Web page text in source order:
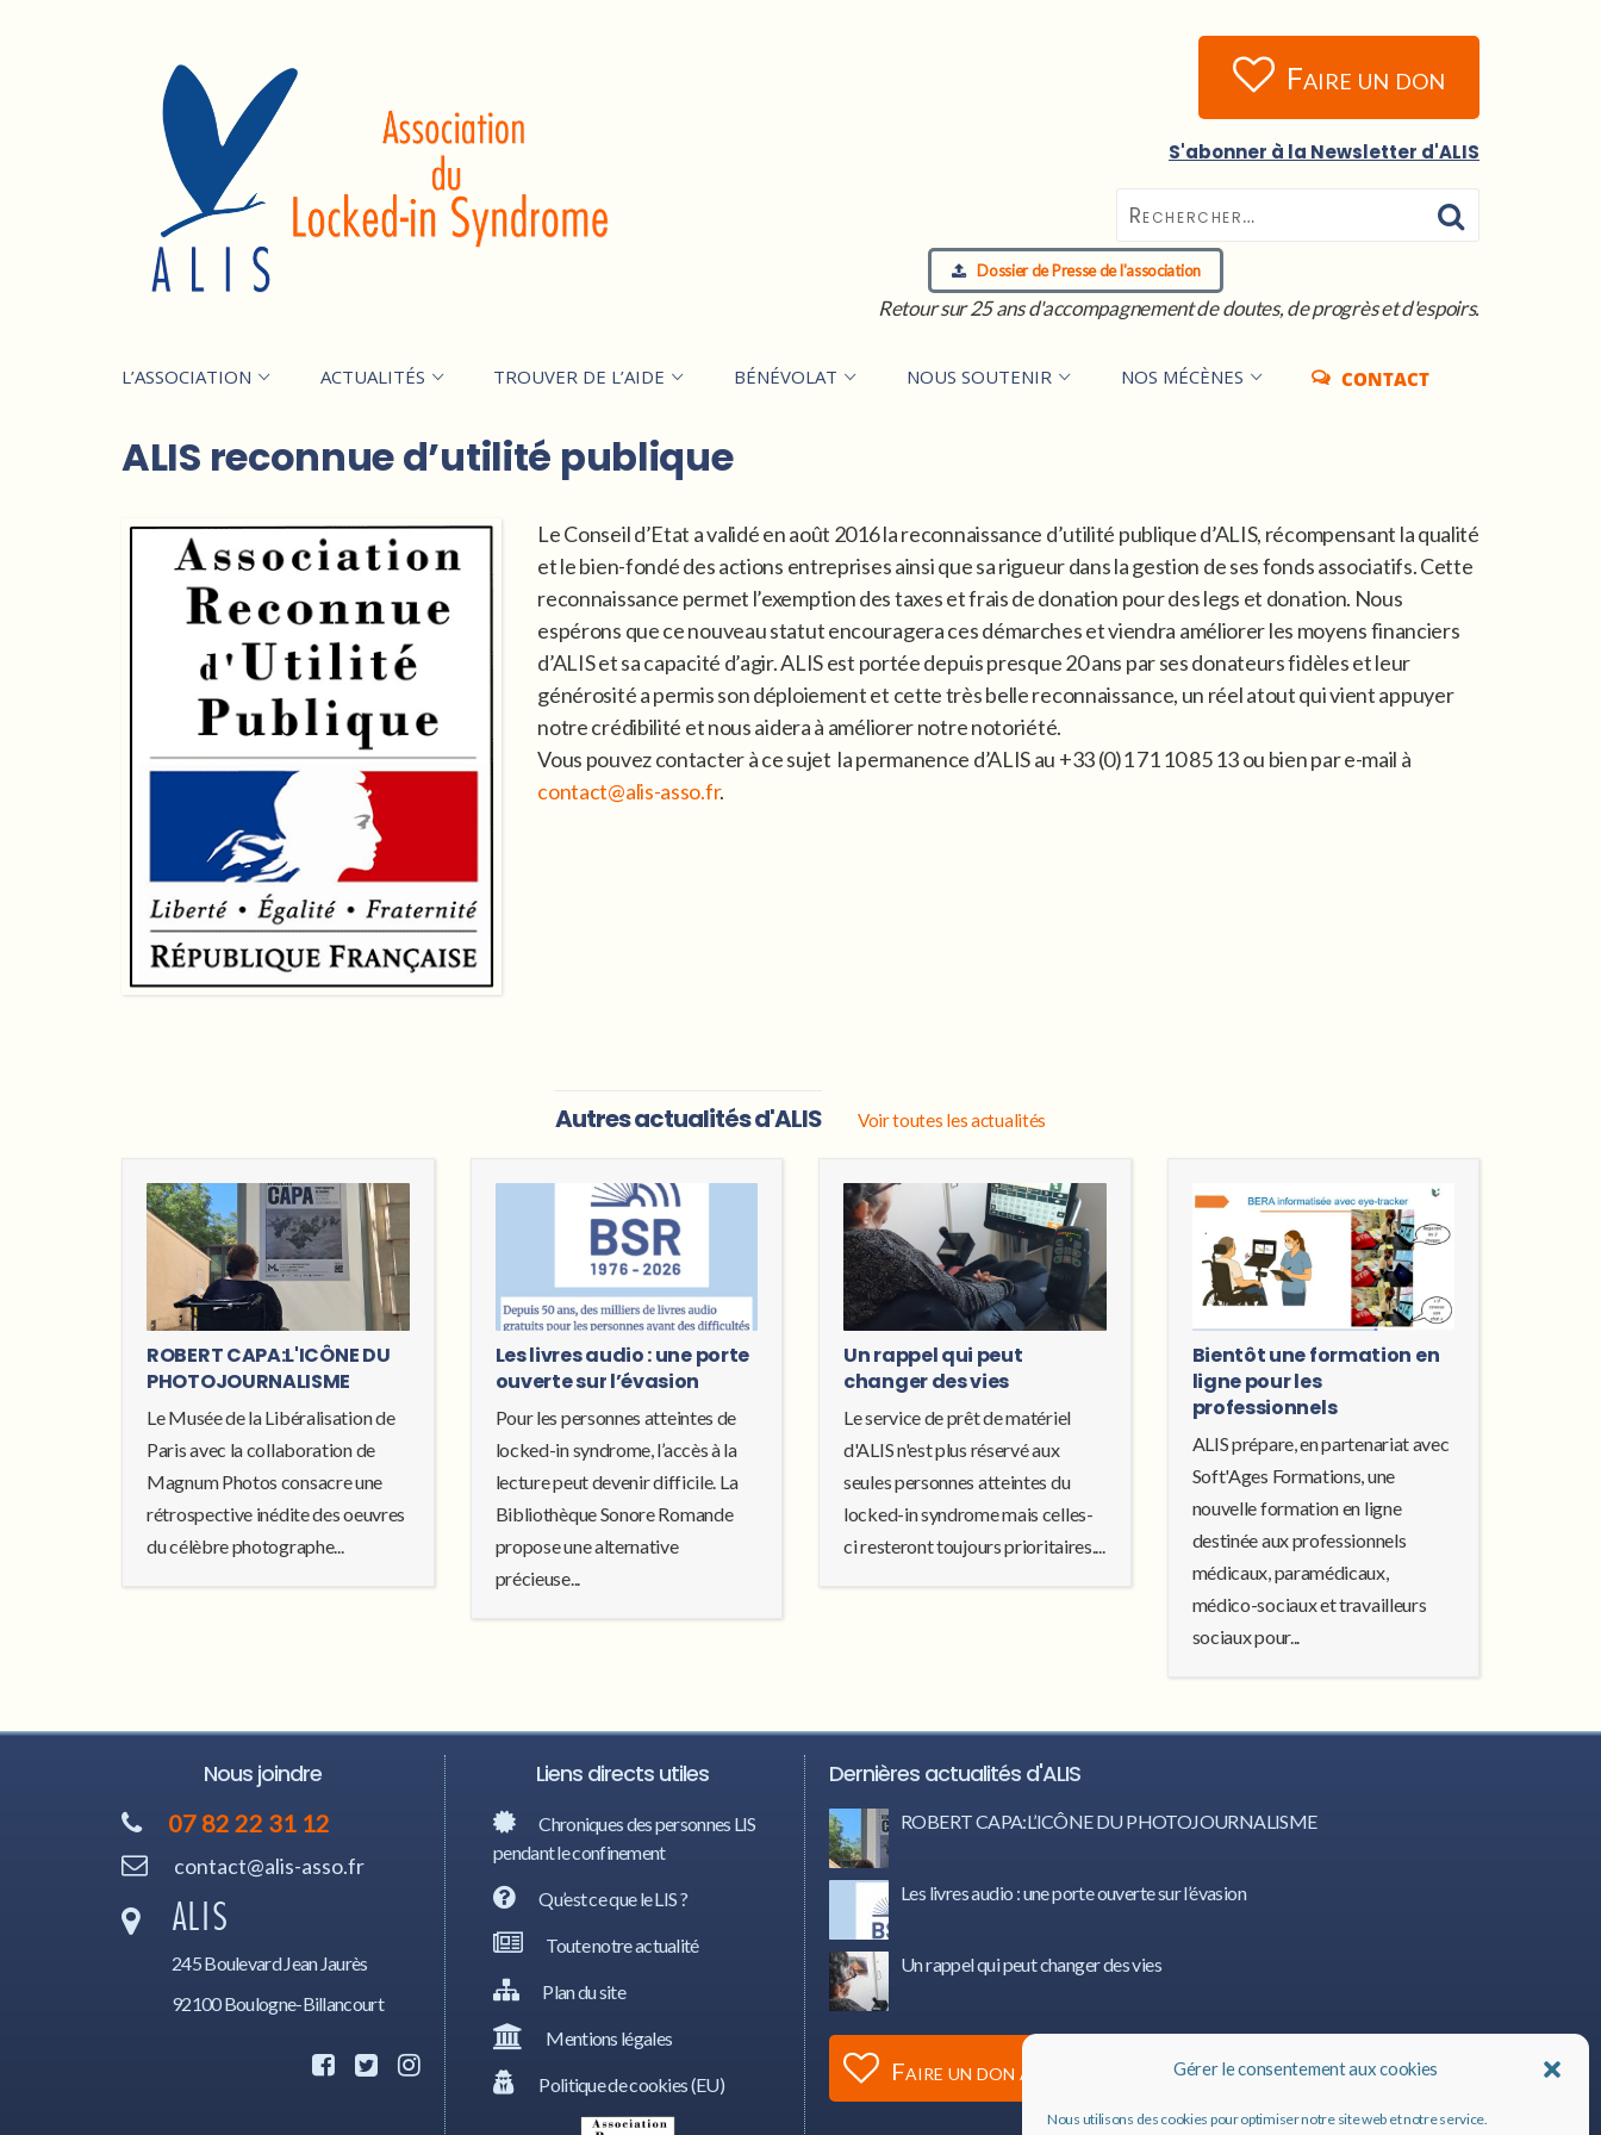
Gérer le consentement aux cookies
Nous utilisons des cookies pour optimiser notre site web et notre service.
Faire un don
S'abonner à la Newsletter d'ALIS
Dossier de Presse de l'association
Retour sur 25 ans d'accompagnement de doutes, de progrès et d'espoirs.
L’ASSOCIATION ACTUALITÉS TROUVER DE L’AIDE BÉNÉVOLAT NOUS SOUTENIR NOS MÉCÈNES CONTACT
ALIS reconnue d’utilité publique
Le Conseil d’Etat a validé en août 2016 la reconnaissance d’utilité publique d’ALIS, récompensant la qualité
et le bien-fondé des actions entreprises ainsi que sa rigueur dans la gestion de ses fonds associatifs. Cette
reconnaissance permet l’exemption des taxes et frais de donation pour des legs et donation. Nous
espérons que ce nouveau statut encouragera ces démarches et viendra améliorer les moyens financiers
d’ALIS et sa capacité d’agir. ALIS est portée depuis presque 20 ans par ses donateurs fidèles et leur
générosité a permis son déploiement et cette très belle reconnaissance, un réel atout qui vient appuyer
notre crédibilité et nous aidera à améliorer notre notoriété.
Vous pouvez contacter à ce sujet la permanence d’ALIS au +33 (0)1 71 10 85 13 ou bien par e-mail à
contact@alis-asso.fr.
Autres actualités d'ALIS Voir toutes les actualités
ROBERT CAPA:L'ICÔNE DU
PHOTOJOURNALISME
Le Musée de la Libéralisation de
Paris avec la collaboration de
Magnum Photos consacre une
rétrospective inédite des oeuvres
du célèbre photographe...
Les livres audio : une porte
ouverte sur l’évasion
Pour les personnes atteintes de
locked-in syndrome, l’accès à la
lecture peut devenir difficile. La
Bibliothèque Sonore Romande
propose une alternative
précieuse...
Un rappel qui peut
changer des vies
Le service de prêt de matériel
d'ALIS n'est plus réservé aux
seules personnes atteintes du
locked-in syndrome mais celles-
ci resteront toujours prioritaires....
Bientôt une formation en
ligne pour les
professionnels
ALIS prépare, en partenariat avec
Soft'Ages Formations, une
nouvelle formation en ligne
destinée aux professionnels
médicaux, paramédicaux,
médico-sociaux et travailleurs
sociaux pour...
Nous joindre
07 82 22 31 12
contact@alis-asso.fr
ALIS
245 Boulevard Jean Jaurès
92100 Boulogne-Billancourt
Liens directs utiles
Chroniques des personnes LIS
pendant le confinement
Qu’est ce que le LIS ?
Toute notre actualité
Plan du site
Mentions légales
Politique de cookies (EU)
Dernières actualités d'ALIS
ROBERT CAPA:L’ICÔNE DU PHOTOJOURNALISME
Les livres audio : une porte ouverte sur l’évasion
Un rappel qui peut changer des vies
Faire un don à ALIS